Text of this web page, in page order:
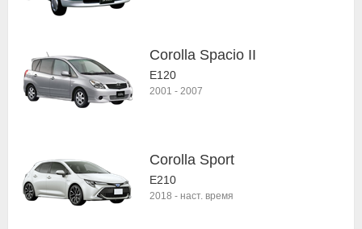
Corolla Spacio II
E120
2001 - 2007
Corolla Sport
E210
2018 - наст. время